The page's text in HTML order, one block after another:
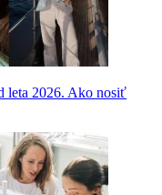
leta 2026. Ako nosiť